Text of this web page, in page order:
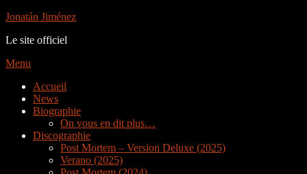
Aller
contenu
Jonatán Jiménez
Le site officiel
Menu
Accueil
News
Biographie
On vous en dit plus…
Discographie
Post Mortem – Version Deluxe (2025)
Verano (2025)